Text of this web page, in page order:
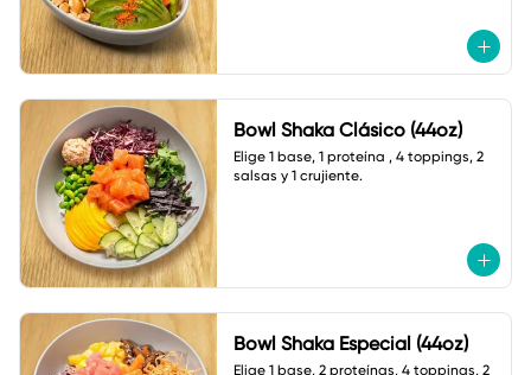
Bowl Shaka Clásico (44oz)
Elige 1 base, 1 proteína , 4 toppings, 2
salsas y 1 crujiente.
Bowl Shaka Especial (44oz)
Elige 1 base, 2 proteínas, 4 toppings, 2